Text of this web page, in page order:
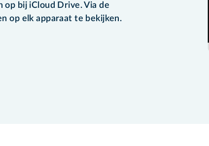
op bij iCloud Drive. Via de
op elk apparaat te bekijken.